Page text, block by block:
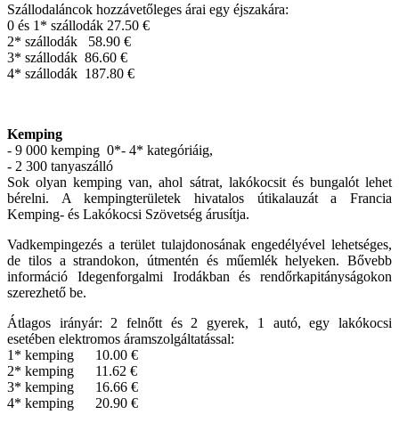
Szállodaláncok hozzávetőleges árai egy éjszakára:
0 és 1* szállodák 27.50 €
2* szállodák 58.90 €
3* szállodák 86.60 €
4* szállodák 187.80 €
Kemping
- 9 000 kemping 0*- 4* kategóriáig,
- 2 300 tanyaszálló
Sok olyan kemping van, ahol sátrat, lakókocsit és bungalót lehet
bérelni. A kempingterületek hivatalos útikalauzát a Francia
Kemping- és Lakókocsi Szövetség árusítja.
Vadkempingezés a terület tulajdonosának engedélyével lehetséges,
de tilos a strandokon, útmentén és műemlék helyeken. Bővebb
információ Idegenforgalmi Irodákban és rendőrkapitányságokon
szerezhető be.
Átlagos irányár: 2 felnőtt és 2 gyerek, 1 autó, egy lakókocsi
esetében elektromos áramszolgáltatással:
1* kemping 10.00 €
2* kemping 11.62 €
3* kemping 16.66 €
4* kemping 20.90 €